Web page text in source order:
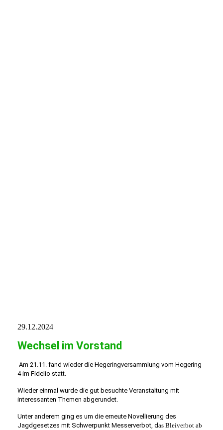
29.12.2024
Wechsel im Vorstand
Am 21.11. fand wieder die Hegeringversammlung vom Hegering
4 im Fidelio statt.
Wieder einmal wurde die gut besuchte Veranstaltung mit
interessanten Themen abgerundet.
Unter anderem ging es um die erneute Novellierung des
Jagdgesetzes mit Schwerpunkt Messerverbot, das Bleiverbot ab